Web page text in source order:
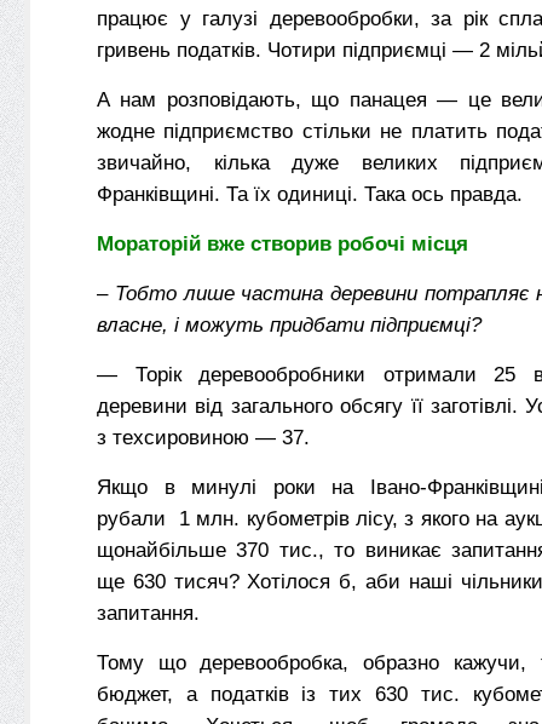
працює у галузі деревообробки, за рік
гривень податків. Чотири підприємці — 2
А нам розповідають, що панацея — це
жодне підприємство стільки не платить
звичайно, кілька дуже великих
Франківщині. Та їх одиниці. Така ось правда.
Мораторій вже створив робочі місця
–Тобто лише частина деревини потрапляє
власне, і можуть придбати підприємці?
— Торік деревообробники отримали 25
деревини від загального обсягу її заготівлі.
з техсировиною — 37.
Якщо в минулі роки на Івано-
рубали 1 млн. кубометрів лісу, з якого на
щонайбільше 370 тис., то виникає
ще 630 тисяч? Хотілося б, аби наші
запитання.
Тому що деревообробка, образно кажучи,
бюджет, а податків із тих 630 тис.